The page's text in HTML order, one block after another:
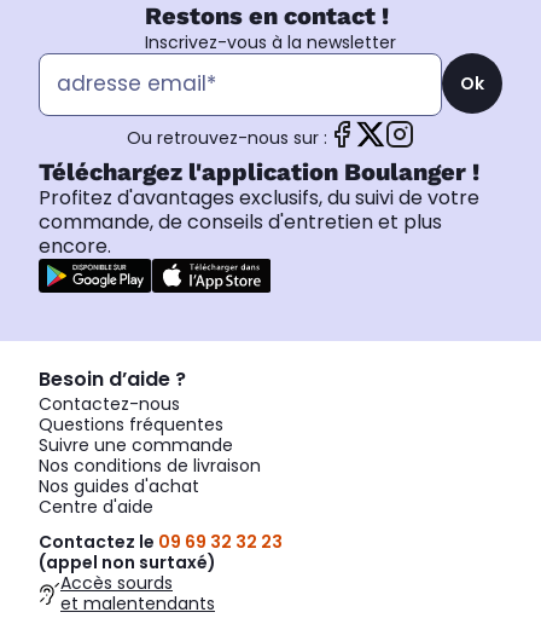
Restons en contact !
Inscrivez-vous à la newsletter
Ok
Ou retrouvez-nous sur :
Téléchargez l'application Boulanger !
Profitez d'avantages exclusifs, du suivi de votre
commande, de conseils d'entretien et plus
encore.
Besoin d’aide ?
Contactez-nous
Questions fréquentes
Suivre une commande
Nos conditions de livraison
Nos guides d'achat
Centre d'aide
Contactez le 09 69 32 32 23
(appel non surtaxé)
Accès sourds
et malentendants